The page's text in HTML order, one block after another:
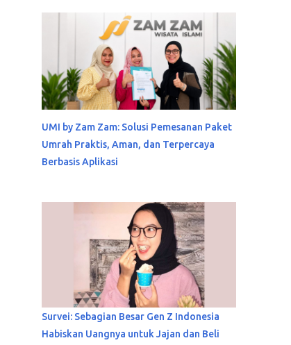
UMI by Zam Zam: Solusi Pemesanan Paket
Umrah Praktis, Aman, dan Terpercaya
Berbasis Aplikasi
Survei: Sebagian Besar Gen Z Indonesia
Habiskan Uangnya untuk Jajan dan Beli